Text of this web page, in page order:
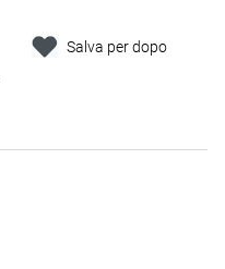
Salva per dopo